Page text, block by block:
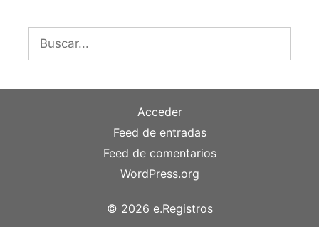
Buscar:
Acceder
Feed de entradas
Feed de comentarios
WordPress.org
© 2026 e.Registros